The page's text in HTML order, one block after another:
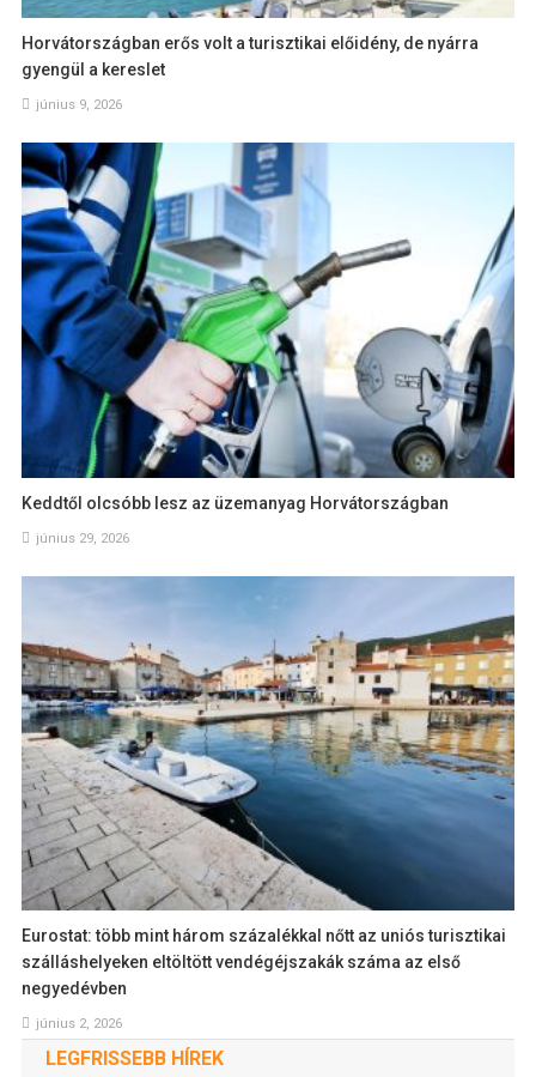
Horvátországban erős volt a turisztikai előidény, de nyárra
gyengül a kereslet
június 9, 2026
Keddtől olcsóbb lesz az üzemanyag Horvátországban
június 29, 2026
Eurostat: több mint három százalékkal nőtt az uniós turisztikai
szálláshelyeken eltöltött vendégéjszakák száma az első
negyedévben
június 2, 2026
LEGFRISSEBB HÍREK